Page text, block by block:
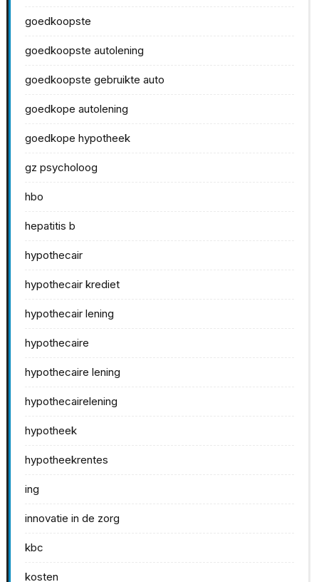
goedkoopste
goedkoopste autolening
goedkoopste gebruikte auto
goedkope autolening
goedkope hypotheek
gz psycholoog
hbo
hepatitis b
hypothecair
hypothecair krediet
hypothecair lening
hypothecaire
hypothecaire lening
hypothecairelening
hypotheek
hypotheekrentes
ing
innovatie in de zorg
kbc
kosten